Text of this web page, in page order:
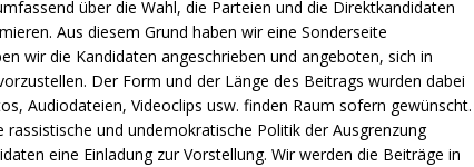
über die Wahl, die Parteien und die Direktkandidaten
Aus diesem Grund haben wir eine Sonderseite
wir die Kandidaten angeschrieben und angeboten, sich in
Der Form und der Länge des Beitrags wurden dabei
Audiodateien, Videoclips usw. finden Raum sofern gewünscht.
rassistische und undemokratische Politik der Ausgrenzung
eine Einladung zur Vorstellung. Wir werden die Beiträge in